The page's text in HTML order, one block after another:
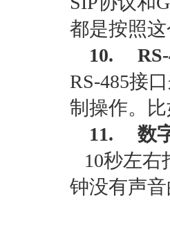
都是按照
10. RS-
RS-485接
制操作。
11. 数
10秒左右
钟没有声